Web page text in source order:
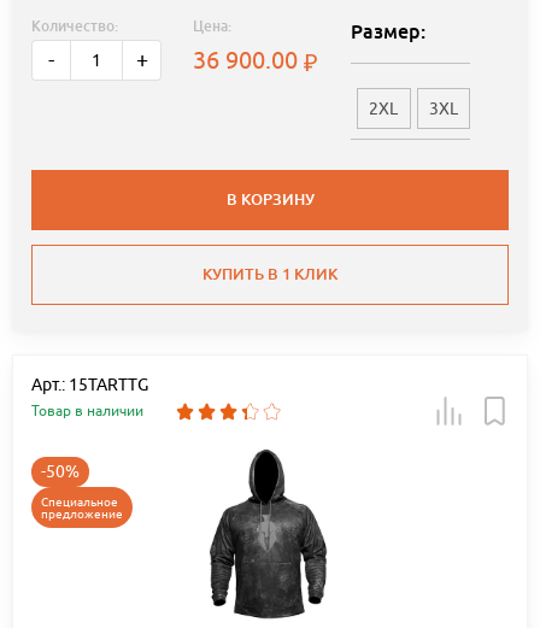
Количество:
- +
Цена:
36 900.00
Размер:
2XL 3XL
В КОРЗИНУ
КУПИТЬ В 1 КЛИК
Арт.: 15TARTTG
Товар в наличии
-50%
Специальное
предложение